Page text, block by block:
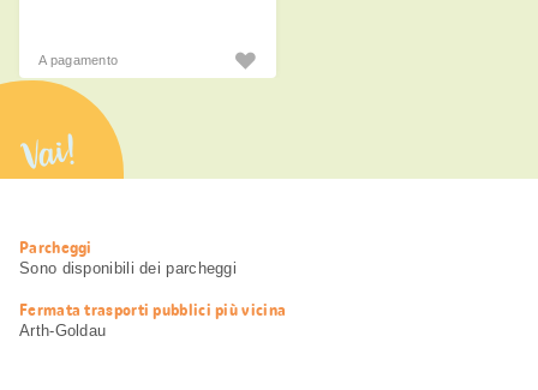
A pagamento
Vai!
Informazioni
utili
Parcheggi
Sono disponibili dei parcheggi
Fermata trasporti pubblici più vicina
Arth-Goldau